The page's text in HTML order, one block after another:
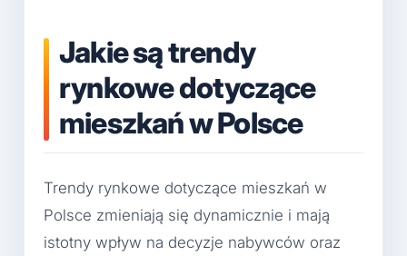
Jakie są trendy
rynkowe dotyczące
mieszkań w Polsce
Trendy rynkowe dotyczące mieszkań w
Polsce zmieniają się dynamicznie i mają
istotny wpływ na decyzje nabywców oraz